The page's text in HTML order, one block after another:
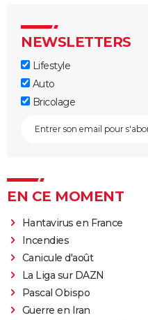
NEWSLETTERS
Lifestyle
Auto
Bricolage
EN CE MOMENT
Hantavirus en France
Incendies
Canicule d'août
La Liga sur DAZN
Pascal Obispo
Guerre en Iran